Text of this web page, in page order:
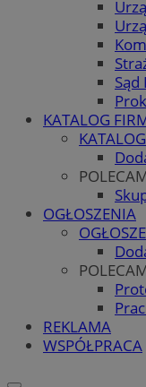
KATALOG
OGŁOSZENIA
REKLAMA
WSPÓŁPRACA